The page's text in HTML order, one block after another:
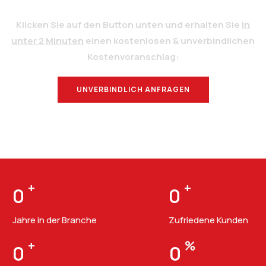
Klicken Sie auf den Button unten und erhalten Sie in
unter 2 Minuten einen kostenlosen & unverbindlichen
Kostenvoranschlag:
UNVERBINDLICH ANFRAGEN
0 +
Jahre in der Branche
0 +
Zufriedene Kunden
0 + 0 %